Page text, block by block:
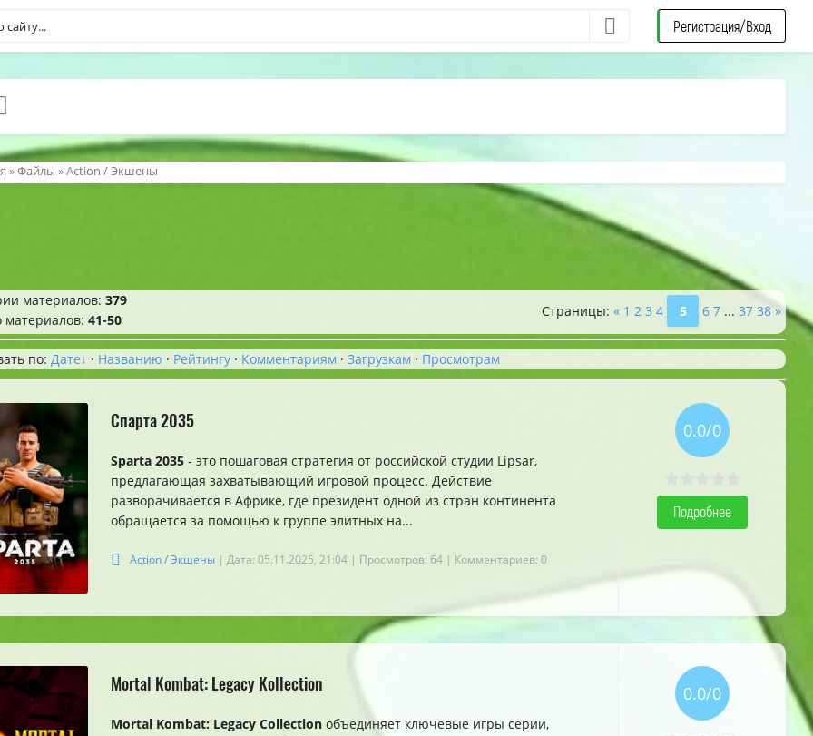
Регистрация/Вход
»Файлы » Action / Экшены
материалов: 379
материалов: 41-50
Страницы: « 1 2 3 4 5 6 7 ... 37 38 »
по: Дате · Названию · Рейтингу · Комментариям · Загрузкам · Просмотрам
Спарта 2035
Sparta 2035 - это пошаговая стратегия от российской студии Lipsar,
предлагающая захватывающий игровой процесс. Действие
разворачивается в Африке, где президент одной из стран континента
обращается за помощью к группе элитных на...
Action / Экшены | Дата: 05.11.2025, 21:04 | Просмотров: 64 | Комментариев: 0
0.0/0
Подробнее
Mortal Kombat: Legacy Kollection
Mortal Kombat: Legacy Collection объединяет ключевые игры серии,
0.0/0